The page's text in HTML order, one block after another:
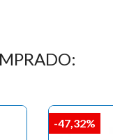
-47,32%